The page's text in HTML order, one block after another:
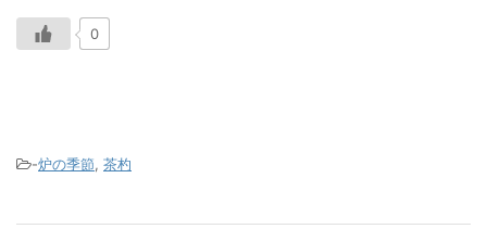
0
-炉の季節, 茶杓